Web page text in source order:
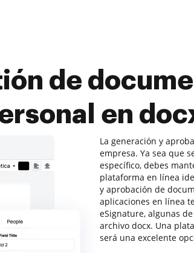
de
en
La generación y
empresa. Ya sea que
específico, debes
plataforma en línea
y aprobación de
aplicaciones en línea
eSignature, algunas
archivo docx. Una
será una excelente